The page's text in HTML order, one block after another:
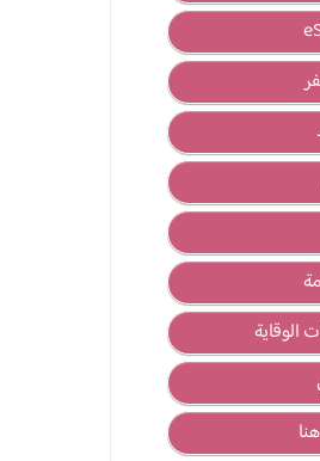
الوقاية